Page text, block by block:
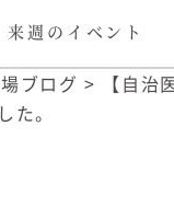
来週のイベント
ブログ >
【自治
た。